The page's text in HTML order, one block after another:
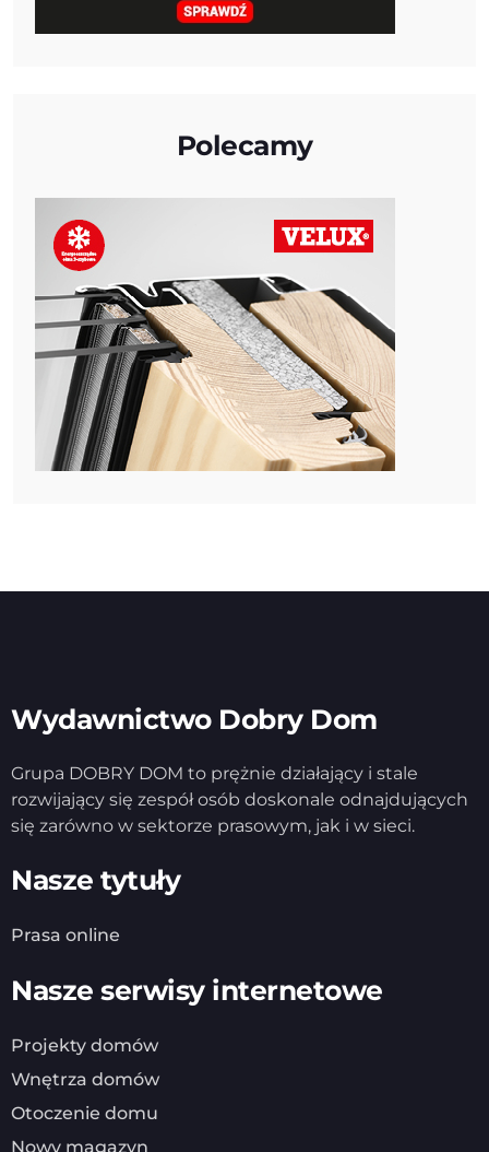
Polecamy
Wydawnictwo Dobry Dom
Grupa DOBRY DOM to prężnie działający i stale
rozwijający się zespół osób doskonale odnajdujących
się zarówno w sektorze prasowym, jak i w sieci.
Nasze tytuły
Prasa online
Nasze serwisy internetowe
Projekty domów
Wnętrza domów
Otoczenie domu
Nowy magazyn